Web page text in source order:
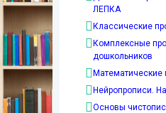
ЛЕПКА
Классические
Комплексные
дошкольников
Математические
Нейропрописи.
Основы